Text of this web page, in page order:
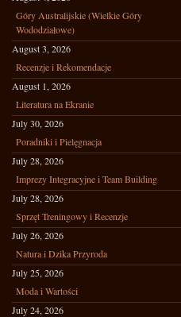
Góry Australijskie (Wielkie Góry
Wododziałowe)
August 3, 2026
Recenzje i Rekomendacje
August 1, 2026
Literatura na Ekranie
July 30, 2026
Poradniki i Pielęgnacja
July 28, 2026
Imprezy Integracyjne i Team Building
July 28, 2026
Sprzęt Treningowy i Recenzje
July 26, 2026
Natura i Dzika Przyroda
July 25, 2026
Moda i Wartości
July 24, 2026